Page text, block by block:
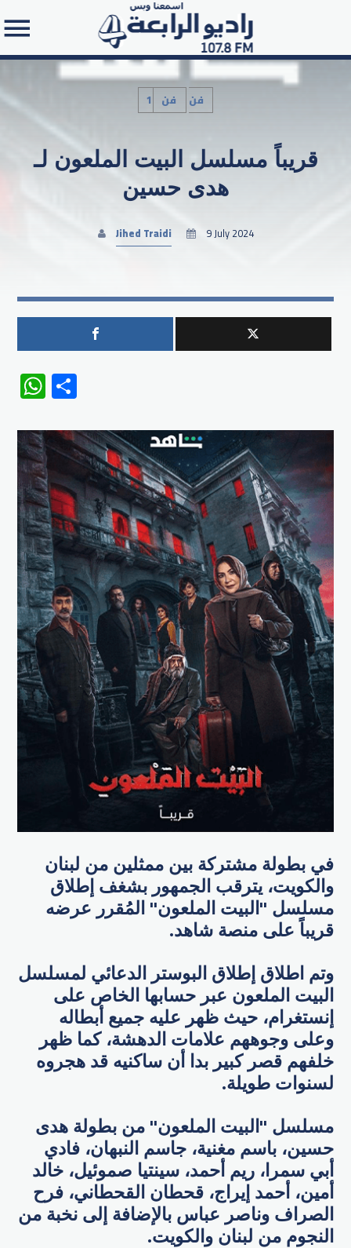
Search in the website:
1فن فن
قريباً مسلسل البيت الملعون لـ
هدى حسين
Jihed Traidi 9 July 2024
WhatsApp
في بطولة مشتركة بين ممثلين من لبنان
والكويت، يترقب الجمهور بشغف إطلاق
مسلسل "البيت الملعون" المُقرر عرضه
قريباً على منصة شاهد.
وتم اطلاق إطلاق البوستر الدعائي لمسلسل
البيت الملعون عبر حسابها الخاص على
إنستغرام، حيث ظهر عليه جميع أبطاله
وعلى وجوههم علامات الدهشة، كما ظهر
خلفهم قصر كبير بدا أن ساكنيه قد هجروه
لسنوات طويلة.
مسلسل "البيت الملعون" من بطولة هدى
حسين، باسم مغنية، جاسم النبهان، فادي
أبي سمرا، ريم أحمد، سينتيا صموئيل، خالد
أمين، أحمد إيراج، قحطان القحطاني، فرح
الصراف وناصر عباس بالإضافة إلى نخبة من
النجوم من لبنان والكويت.